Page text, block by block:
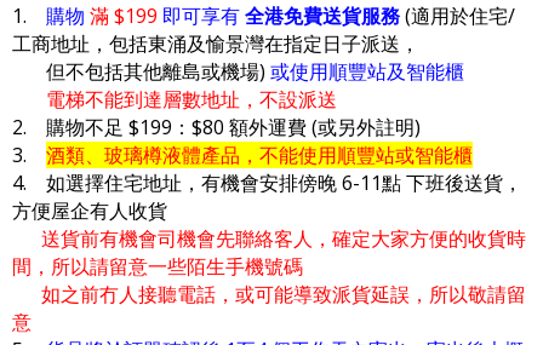
1. 購物 滿 $199 即可享有全港免費送貨服務(適用於住宅/
工商地址，包括東涌及愉景灣在指定日子派送，
但不包括其他離島或機場) 或使用順豐站及智能櫃
電梯不能到達層數地址，不設派送
2. 購物不足 $199：$80 額外運費 (或另外註明)
3. 酒類、玻璃樽液體產品，不能使用順豐站或智能櫃
4. 如選擇住宅地址，有機會安排傍晚 6-11點 下班後送貨，
方便屋企有人收貨
送貨前有機會司機會先聯絡客人，確定大家方便的收貨時
間，所以請留意一些陌生手機號碼
如之前冇人接聽電話，或可能導致派貨延誤，所以敬請留
意